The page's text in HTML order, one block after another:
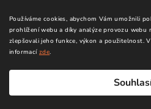
Používáme cookies, abychom Vám umožnili
prohlížení webu a díky analýze provozu webu
zlepšovali jeho funkce, výkon a použitelnost.
informacízde.
vyhrazena.Upravit
Vytvořil